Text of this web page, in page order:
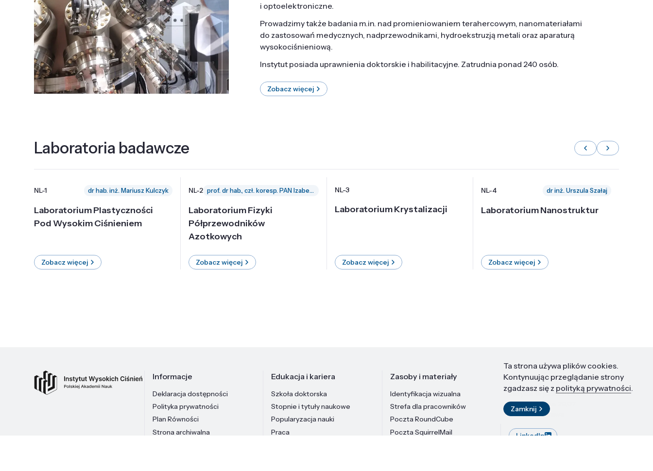
i optoelektroniczne.
Prowadzimy także badania m.in. nad promieniowaniem terahercowym, nanomateriałami
do zastosowań medycznych, nadprzewodnikami, hydroekstruzją metali oraz aparaturą
wysokociśnieniową.
Instytut posiada uprawnienia doktorskie i habilitacyjne. Zatrudnia ponad 240 osób.
Zobacz więcej
Laboratoria badawcze
NL-1 dr hab. inż. Mariusz Kulczyk
Laboratorium Plastyczności
Pod Wysokim Ciśnieniem
Zobacz więcej
NL-2 prof. dr hab., czł. koresp. PAN Izabella Grzegory
Laboratorium Fizyki
Półprzewodników
Azotkowych
Zobacz więcej
NL-3
Laboratorium Krystalizacji
Zobacz więcej
NL-4 dr inż. Urszula Szałaj
Laboratorium Nanostruktur
Zobacz więcej
Informacje
Deklaracja dostępności
Polityka prywatności
Plan Równości
Strona archiwalna
Edukacja i kariera
Szkoła doktorska
Stopnie i tytuły naukowe
Popularyzacja nauki
Praca
Zasoby i materiały
Identyfikacja wizualna
Strefa dla pracowników
Poczta RoundCube
Poczta SquirrelMail
Kontakt
Instytut Wysokich Ciśnień PAN
ul. Sokołowska 29/37
01-142 Warszawa
LinkedIn
Ta strona używa plików cookies.
Kontynuując przeglądanie strony
zgadzasz się z polityką prywatności.
Zamknij